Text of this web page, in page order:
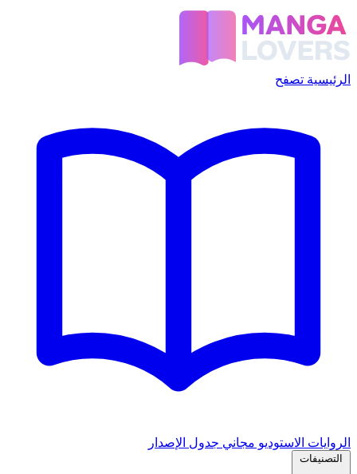
الرئيسية تصفح
الروايات الاستوديو مجاني جدول الإصدار
التصنيفات